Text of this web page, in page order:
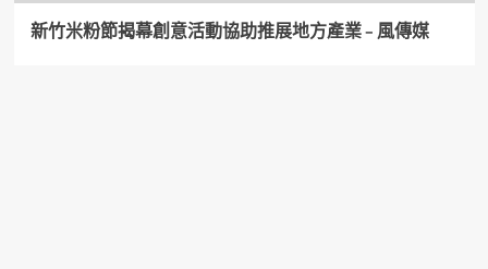
新竹米粉節揭幕創意活動協助推展地方產業 – 風傳媒